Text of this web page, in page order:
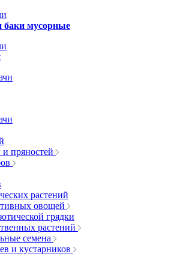
баки мусорные
пряностей
растений
овощей
грядки
растений
семена
и кустарников